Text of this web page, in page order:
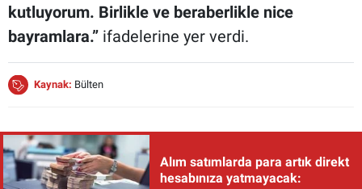
kutluyorum. Birlikle ve beraberlikle nice
bayramlara.” ifadelerine yer verdi.
Kaynak: Bülten
Alım satımlarda para artık direkt
hesabınıza yatmayacak: